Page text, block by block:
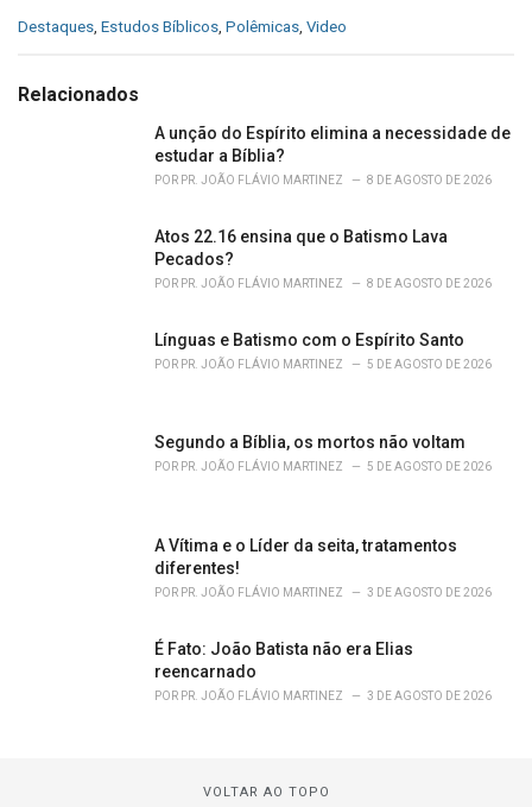
C
e
Destaques, Estudos Bíblicos, Polêmicas, Video
Relacionados
A unção do Espírito elimina a necessidade de
estudar a Bíblia?
POR PR. JOÃO FLÁVIO MARTINEZ 8 DE AGOSTO DE 2026
Atos 22.16 ensina que o Batismo Lava
Pecados?
POR PR. JOÃO FLÁVIO MARTINEZ 8 DE AGOSTO DE 2026
Línguas e Batismo com o Espírito Santo
POR PR. JOÃO FLÁVIO MARTINEZ 5 DE AGOSTO DE 2026
Segundo a Bíblia, os mortos não voltam
POR PR. JOÃO FLÁVIO MARTINEZ 5 DE AGOSTO DE 2026
A Vítima e o Líder da seita, tratamentos
diferentes!
POR PR. JOÃO FLÁVIO MARTINEZ 3 DE AGOSTO DE 2026
É Fato: João Batista não era Elias
reencarnado
POR PR. JOÃO FLÁVIO MARTINEZ 3 DE AGOSTO DE 2026
VOLTAR AO TOPO